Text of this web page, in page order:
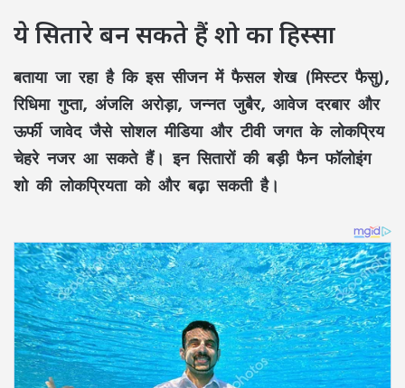
ये सितारे बन सकते हैं शो का हिस्सा
बताया जा रहा है कि इस सीजन मेंफैसल शेख (मिस्टर फैसु),
रिधिमा गुप्ता, अंजलि अरोड़ा, जन्नत जुबैर, आवेज दरबार और
ऊर्फी जावेदजैसे सोशल मीडिया और टीवी जगत के लोकप्रिय
चेहरे नजर आ सकते हैं। इन सितारों की बड़ी फैन फॉलोइंग
शो की लोकप्रियता को और बढ़ा सकती है।